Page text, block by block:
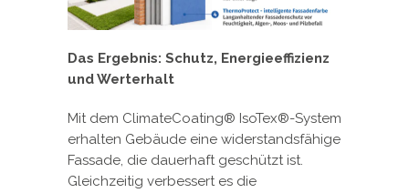
Das Ergebnis: Schutz, Energieeffizienz
und Werterhalt
Mit dem ClimateCoating® IsoTex®-System
erhalten Gebäude eine widerstandsfähige
Fassade, die dauerhaft geschützt ist.
Gleichzeitig verbessert es die